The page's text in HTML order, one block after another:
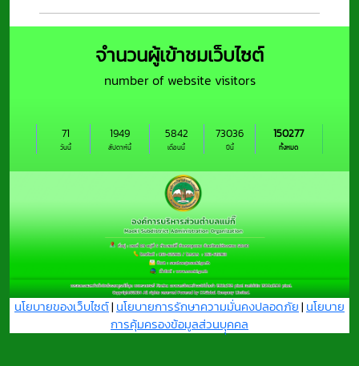
ผู้สมัครรับเลือกตั้ง
องค์การบริหารส่วน
องค์การบริหารส่วน
จำนวนผู้เข้าชมเว็บไซต์
number of website visitors
วันนี้
71
สัปดาห์นี้
1949
เดือนนี้
5842
ปีนี้
73036
ทั้งหมด
150277
นโยบายของเว็บไซต์| นโยบายการรักษาความมั่นคงปลอดภัย| นโยบาย
การคุ้มครองข้อมูลส่วนบุุคคล